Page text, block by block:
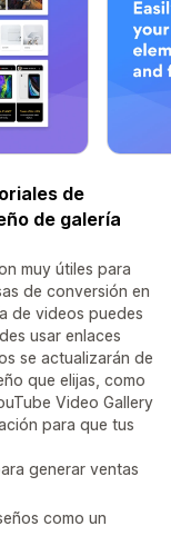
de
de galería
muy útiles para
de conversión en
de videos puedes
usar enlaces
se actualizarán de
que elijas, como
Video Gallery
para que tus
generar ventas
como un